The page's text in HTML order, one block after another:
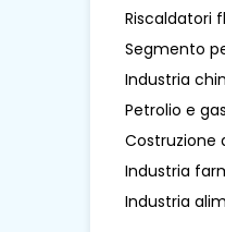
Riscaldatori
Segmento
Industria
Petrolio e gas
Costruzione
Industria
Industria